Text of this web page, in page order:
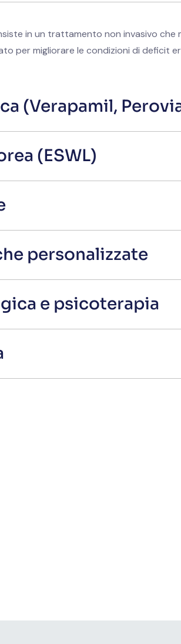
in un trattamento non invasivo che
per migliorare le condizioni di deficit
(Verapamil,
(ESWL)
personalizzate
e psicoterapia